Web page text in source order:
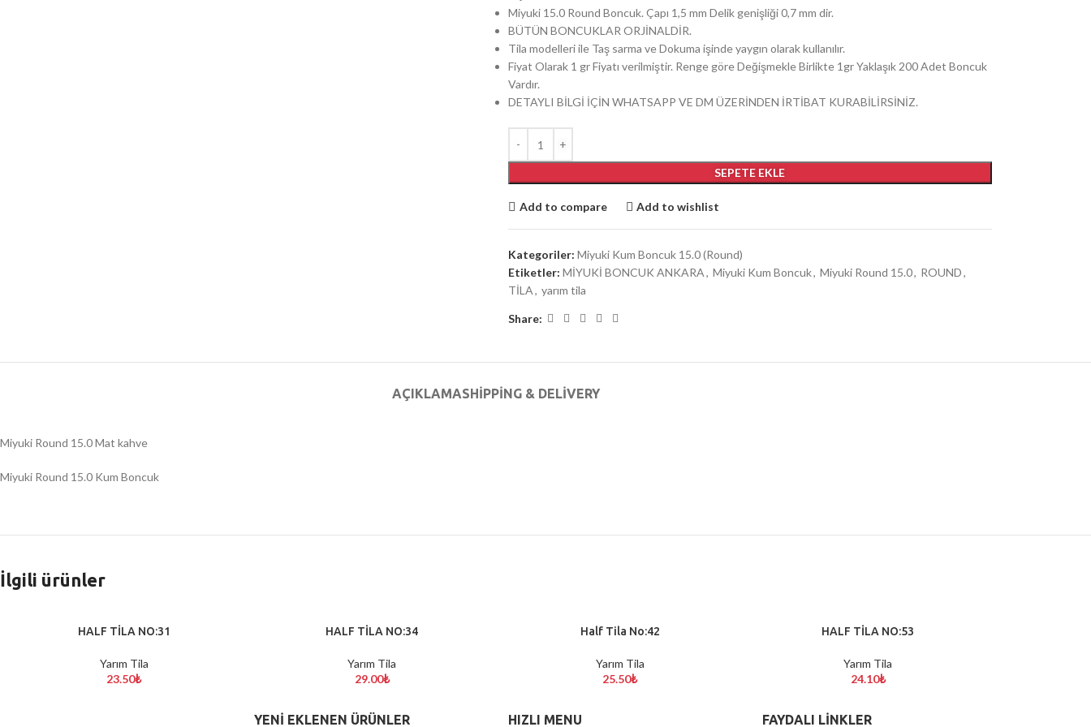
Miyuki 15.0 Round Boncuk. Çapı 1,5 mm Delik genişliği 0,7 mm dir.
BÜTÜN BONCUKLAR ORJİNALDİR.
Tila modelleri ile Taş sarma ve Dokuma işinde yaygın olarak kullanılır.
Fiyat Olarak 1 gr Fiyatı verilmiştir. Renge göre Değişmekle Birlikte 1gr Yaklaşık 200 Adet Boncuk
Vardır.
DETAYLI BİLGİ İÇİN WHATSAPP VE DM ÜZERİNDEN İRTİBAT KURABİLİRSİNİZ.
SEPETE EKLE
Add to compare Add to wishlist
Kategoriler: Miyuki Kum Boncuk 15.0 (Round)
Etiketler: MİYUKİ BONCUK ANKARA, Miyuki Kum Boncuk, Miyuki Round 15.0, ROUND,
TİLA, yarım tila
Share:
AÇIKLAMASHIPPING & DELIVERY
Miyuki Round 15.0 Mat kahve
Miyuki Round 15.0 Kum Boncuk
İlgili ürünler
HALF TİLA NO:31
Yarım Tila
23.50₺
HALF TİLA NO:34
Yarım Tila
29.00₺
Half Tila No:42
Yarım Tila
25.50₺
HALF TİLA NO:53
Yarım Tila
24.10₺
YENI EKLENEN ÜRÜNLER HIZLI MENU FAYDALI LİNKLER